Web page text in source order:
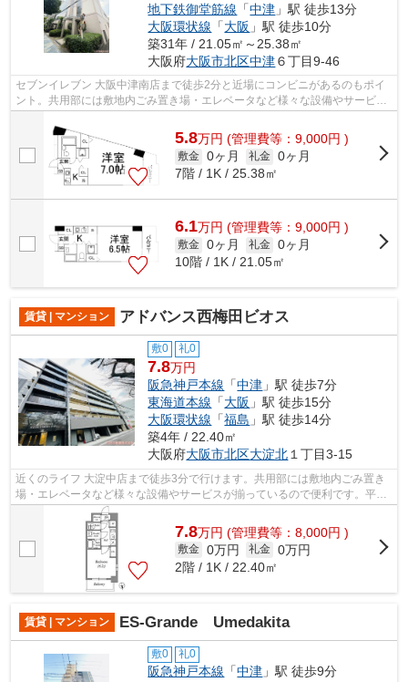
地下鉄御堂筋線 「中津 」駅 徒歩13分
大阪環状線 「大阪 」駅 徒歩10分
築31年 / 21.05㎡～25.38㎡
大阪府大阪市北区中津６丁目9-46
セブンイレブン 大阪中津南店まで徒歩2分と近場にコンビニがあるのもポイ
ント。共用部には敷地内ごみ置き場・エレベータなど様々な設備やサービス
5.8万円 (管理費等：9,000円 )
敷金 0ヶ月 礼金 0ヶ月
7階 / 1K / 25.38㎡
6.1万円 (管理費等：9,000円 )
敷金 0ヶ月 礼金 0ヶ月
10階 / 1K / 21.05㎡
賃貸 | マンション アドバンス西梅田ビオス
敷0 礼0
7.8万円
阪急神戸本線 「中津 」駅 徒歩7分
東海道本線 「大阪 」駅 徒歩15分
大阪環状線 「福島 」駅 徒歩14分
築4年 / 22.40㎡
大阪府大阪市北区大淀北１丁目3-15
近くのライフ 大淀中店まで徒歩3分で行けます。共用部には敷地内ごみ置き
場・エレベータなど様々な設備やサービスが揃っているので便利です。平坦
な場所にある物件なら毎日の移動も快...
7.8万円 (管理費等：8,000円 )
敷金 0万円 礼金 0万円
2階 / 1K / 22.40㎡
賃貸 | マンション ES-Grande Umedakita
敷0 礼0
阪急神戸本線 「中津 」駅 徒歩9分